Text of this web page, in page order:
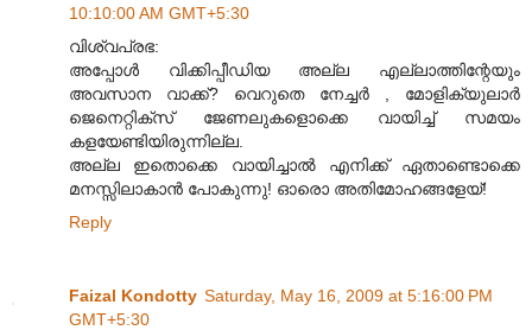
10:10:00 AM GMT+5:30
വിശ്വപ്രഭ:
അപ്പോൾ വിക്കിപ്പീഡിയ അല്ല എല്ലാത്തിന്റേയും
അവസാന വാക്ക്? വെറുതെ നേച്ചർ , മോളിക്യുലാർ
ജെനെറ്റിക്സ് ജേണലുകളൊക്കെ വായിച്ച് സമയം
കളയേണ്ടിയിരുന്നില്ല.
അല്ല ഇതൊക്കെ വായിച്ചാൽ എനിക്ക് ഏതാണ്ടൊക്കെ
മനസ്സിലാകാൻ പോകുന്നു! ഓരൊ അതിമോഹങ്ങളേയ്!
Reply
Faizal Kondotty Saturday, May 16, 2009 at 5:16:00 PM
GMT+5:30